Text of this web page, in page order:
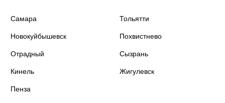
Самара Тольятти
Новокуйбышевск Похвистнево
Отрадный Сызрань
Кинель Жигулевск
Пенза